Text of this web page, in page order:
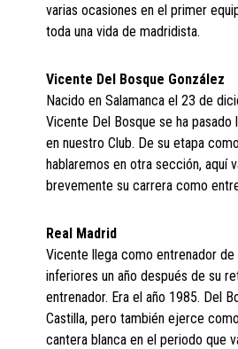
varias ocasiones en el primer
toda una vida de madridista.
Vicente Del Bosque González
Nacido en Salamanca el 23 de
Vicente Del Bosque se ha pasado
en nuestro Club. De su etapa
hablaremos en otra sección, aquí
brevemente su carrera como
Real Madrid
Vicente llega como entrenador de
inferiores un año después de su
entrenador. Era el año 1985. Del
Castilla, pero también ejerce
cantera blanca en el periodo que